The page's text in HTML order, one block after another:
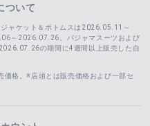
ついて
ャケット＆ボトムスは2026.05.11～
～2026.07.26、
パジャマスーツおよび
の期間に4週間以上販売した自
価格。※店頭とは販売価格および一部セ